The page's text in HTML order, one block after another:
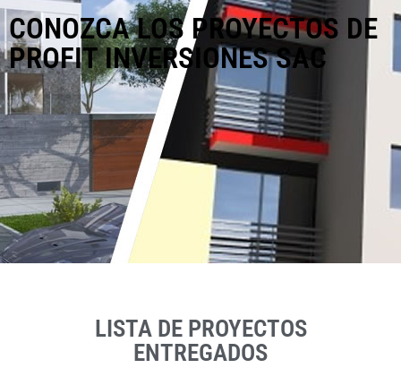
CONOZCA LOS PROYECTOS DE
PROFIT INVERSIONES SAC
LISTA DE PROYECTOS
ENTREGADOS